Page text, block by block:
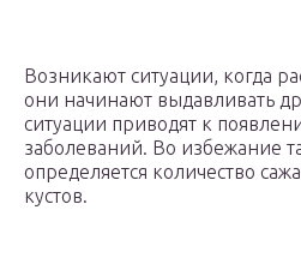
Возникают ситуации, когда
они начинают выдавливать
ситуации приводят к
заболеваний. Во избежание
определяется количество
кустов.